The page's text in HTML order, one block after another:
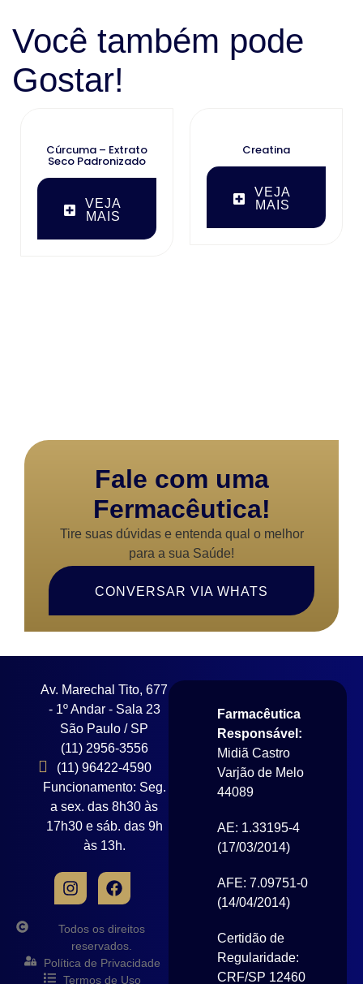
Você também pode
Gostar!
Cúrcuma – Extrato
Seco Padronizado
VEJA
MAIS
Creatina
VEJA
MAIS
Fale com uma
Fermacêutica!
Tire suas dúvidas e entenda qual o melhor
para a sua Saúde!
CONVERSAR VIA WHATS
Av. Marechal Tito, 677
- 1º Andar - Sala 23
São Paulo / SP
(11) 2956-3556
(11) 96422-4590
Funcionamento: Seg.
a sex. das 8h30 às
17h30 e sáb. das 9h
às 13h.
Todos os direitos
reservados.
Política de Privacidade
Termos de Uso
Farmacêutica
Responsável:
Midiã Castro
Varjão de Melo
44089
AE: 1.33195-4
(17/03/2014)
AFE: 7.09751-0
(14/04/2014)
Certidão de
Regularidade:
CRF/SP 12460